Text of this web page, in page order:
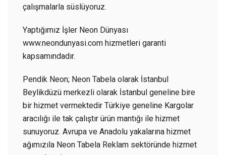
çalışmalarla süslüyoruz.
Yaptığımız İşler Neon Dünyası
www.neondunyasi.com hizmetleri garanti
kapsamındadır.
Pendik Neon; Neon Tabela olarak İstanbul
Beylikdüzü merkezli olarak İstanbul geneline bire
bir hizmet vermektedir Türkiye geneline Kargolar
aracılığı ile tak çalıştır ürün mantığı ile hizmet
sunuyoruz. Avrupa ve Anadolu yakalarına hizmet
ağımızıla Neon Tabela Reklam sektöründe hizmet